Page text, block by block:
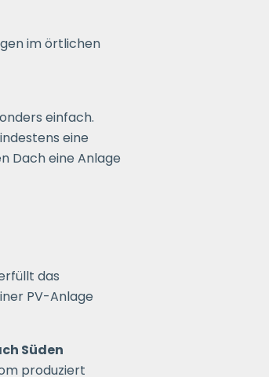
im örtlichen
einfach.
eine
Dach eine Anlage
das
PV-Anlage
Süden
produziert